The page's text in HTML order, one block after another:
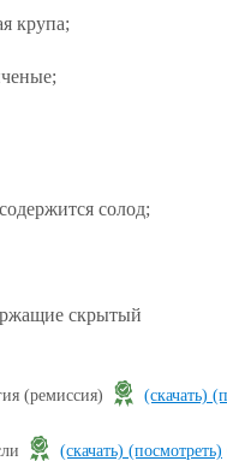
крупа;
солод;
скрытый
(ремиссия) (скачать)
(скачать) (посмотреть)